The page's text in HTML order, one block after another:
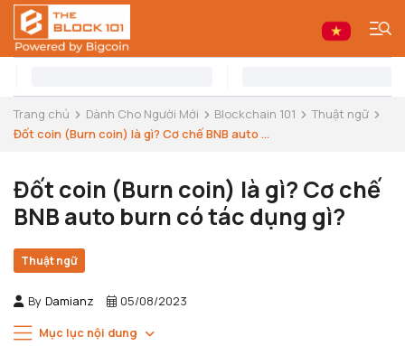
Trang chủ Dành Cho Người Mới Blockchain 101
Thuật ngữ
Đốt coin (Burn coin) là gì? Cơ chế BNB auto ...
Đốt coin (Burn coin) là gì? Cơ chế
BNB auto burn có tác dụng gì?
Thuật ngữ
By Damianz 05/08/2023
Mục lục nội dung